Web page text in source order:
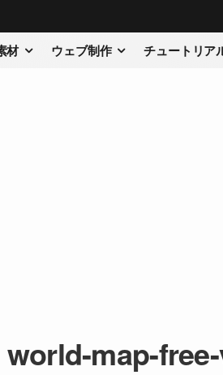
材 ウェブ制作 チュートリア
world-map-